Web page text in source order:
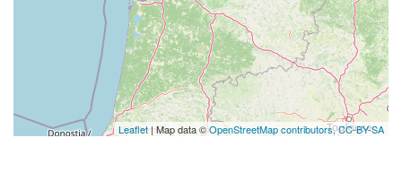
Leaflet| Map data ©OpenStreetMap contributors,CC-BY-SA